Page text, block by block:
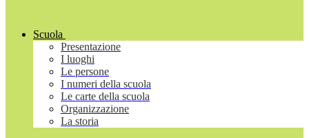
Scuola
Presentazione
I luoghi
Le persone
I numeri della scuola
Le carte della scuola
Organizzazione
La storia